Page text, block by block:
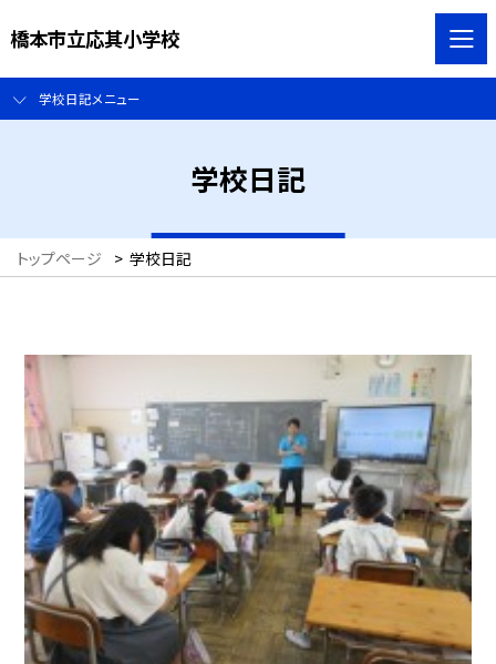
橋本市立応其小学校
学校日記メニュー
学校日記
トップページ > 学校日記